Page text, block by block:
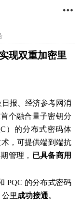

现双重加密里
报、经济参考网消
个融合量子密钥分
）的分布式密码体
，可提供端到端抗
管理， 已具备商用
PQC 的分布式密码
里成功接通。